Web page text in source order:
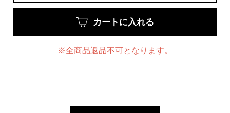
カートに入れる
※全商品返品不可となります。